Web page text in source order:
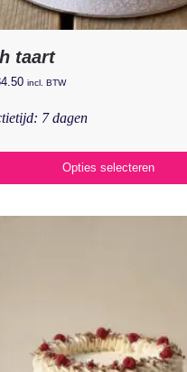
taart
incl. BTW
7 dagen
Opties selecteren